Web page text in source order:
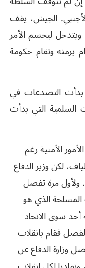
الجيش، يقف
ليحسم الأمر
وتقام حكومة
2028، بعد أن بدأت التصدعات في
التي بدأت
الأمنية رغم
لكن وزير الدفاع
ولأول مرة تفصل
المسلحة الذي هو
أحد سوى الاتحاد
فقام بانقلاب
وزارة الدفاع عن